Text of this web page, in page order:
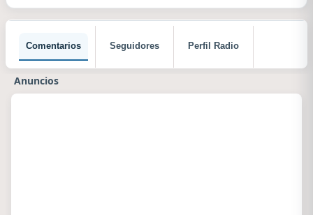
Comentarios Seguidores Perfil Radio
Anuncios